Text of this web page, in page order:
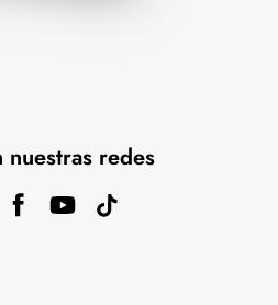
nuestras redes